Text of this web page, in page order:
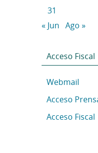
31
« Jun Ago »
Acceso Fiscal
Webmail
Acceso
Acceso Fiscal